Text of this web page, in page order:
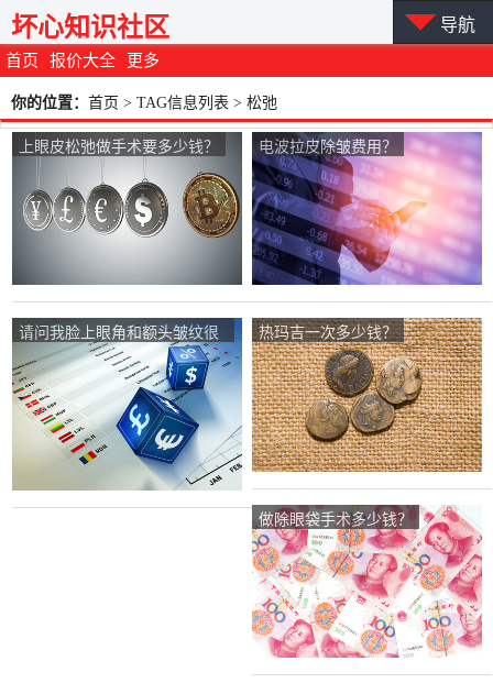
首页 报价大全 更多
坏心知识社区 导航
你的位置： 首页 > TAG信息列表 > 松弛
上眼皮松弛做手术要多少钱？ 电波拉皮除皱费用？
请问我脸上眼角和额头皱纹很
多！我想去做拉皮去皱需要多
少钱？
热玛吉一次多少钱？
做除眼袋手术多少钱？